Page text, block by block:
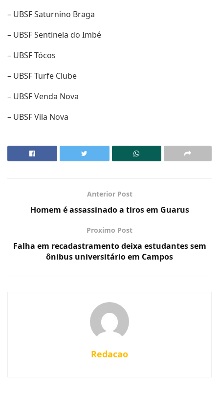
– UBSF Saturnino Braga
– UBSF Sentinela do Imbé
– UBSF Tócos
– UBSF Turfe Clube
– UBSF Venda Nova
– UBSF Vila Nova
Anterior Post
Homem é assassinado a tiros em Guarus
Proximo Post
Falha em recadastramento deixa estudantes sem
ônibus universitário em Campos
Redacao